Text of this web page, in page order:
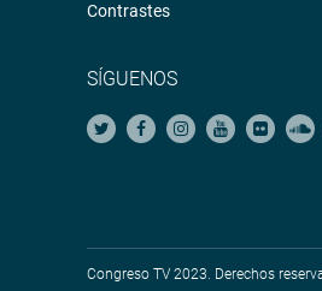
Contrastes
SÍGUENOS
Congreso TV 2023. Derechos